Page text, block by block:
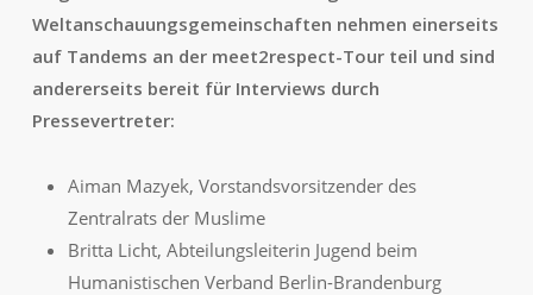
Weltanschauungsgemeinschaften nehmen einerseits
auf Tandems an der meet2respect-Tour teil und sind
andererseits bereit für Interviews durch
Pressevertreter:
Aiman Mazyek, Vorstandsvorsitzender des
Zentralrats der Muslime
Britta Licht, Abteilungsleiterin Jugend beim
Humanistischen Verband Berlin-Brandenburg